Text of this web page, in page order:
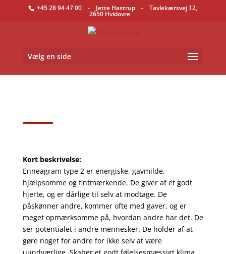
+45 28 94 47 00 - Jette Hastrup - Tavlekærsvej 12,
2650 Hvidovre
Vælg en side
Kort beskrivelse:
Enneagram type 2 er energiske, gavmilde,
hjælpsomme og fintmærkende. De giver af et godt
hjerte, og er dårlige til selv at modtage. De
påskønner andre, kommer ofte med gaver, og er
meget opmærksomme på, hvordan andre har det. De
ser potentialet i andre mennesker. De holder af at
gøre noget for andre for ikke selv at være